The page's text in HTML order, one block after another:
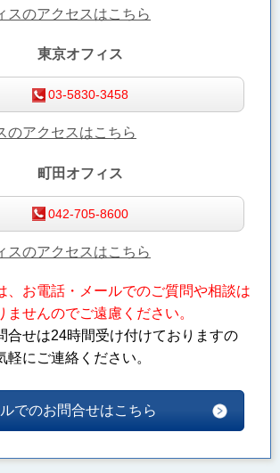
スのアクセスはこちら
東京オフィス
03-5830-3458
のアクセスはこちら
町田オフィス
042-705-8600
スのアクセスはこちら
お電話・メールでのご質問や相談は
ませんのでご遠慮ください。
合せは24時間受け付けておりますの
軽にご連絡ください。
でのお問合せはこちら